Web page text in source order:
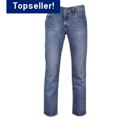
Topseller!